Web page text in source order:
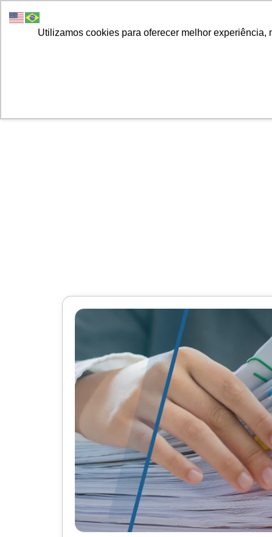
Utilizamos cookies para oferecer melhor
Home Sobre Nós
Exclusão do